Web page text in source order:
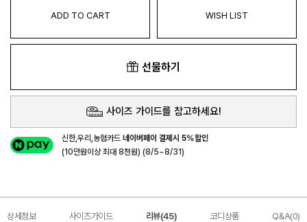
ADD TO CART WISH LIST
선물하기
사이즈 가이드를 참고하세요!
신한,우리,농협카드네이버페이 결제시 5%할인
(10만원이상 최대 8천원) (8/5~8/31)
상세정보 사이즈가이드 리뷰(45) 코디상품 Q&A(0)